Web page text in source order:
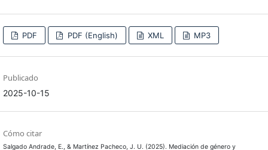
PDF PDF (English) XML MP3
Publicado
2025-10-15
Cómo citar
Salgado Andrade, E., & Martínez Pacheco, J. U. (2025). Mediación de género y